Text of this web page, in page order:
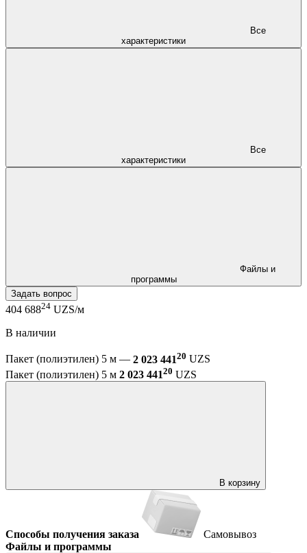
характеристики
характеристики
программы
Задать вопрос
404 68824 UZS/м
В наличии
Пакет (полиэтилен) 5 м — 2 023 44120 UZS
Пакет (полиэтилен) 5 м 2 023 44120 UZS
В корзину
Способы получения заказа
Самовывоз
Файлы и программы